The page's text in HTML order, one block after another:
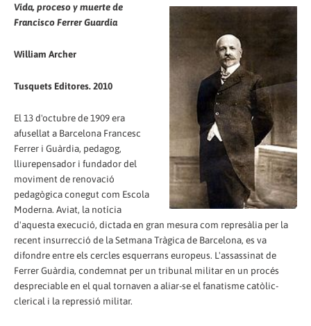
Vida, proceso y muerte de
Francisco Ferrer Guardia
William Archer
Tusquets Editores. 2010
El 13 d'octubre de 1909 era
afusellat a Barcelona Francesc
Ferrer i Guàrdia, pedagog,
lliurepensador i fundador del
moviment de renovació
pedagògica conegut com Escola
Moderna. Aviat, la notícia
d'aquesta execució, dictada en gran mesura com represàlia per la
recent insurrecció de la Setmana Tràgica de Barcelona, es va
difondre entre els cercles esquerrans europeus. L'assassinat de
Ferrer Guàrdia, condemnat per un tribunal militar en un procés
despreciable en el qual tornaven a aliar-se el fanatisme catòlic-
clerical i la repressió militar.